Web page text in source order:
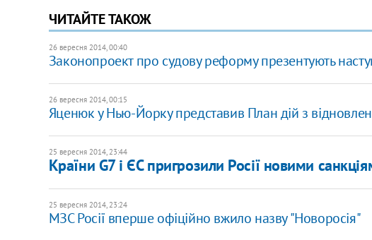
ЧИТАЙТЕ ТАКОЖ
26 вересня 2014, 00:40
Законопроект про судову реформу презентують
26 вересня 2014, 00:15
Яценюк у Нью-Йорку представив План дій з
25 вересня 2014, 23:44
Країни G7 і ЄС пригрозили Росії новими
25 вересня 2014, 23:24
МЗС Росії вперше офіційно вжило назву "Новоросія"